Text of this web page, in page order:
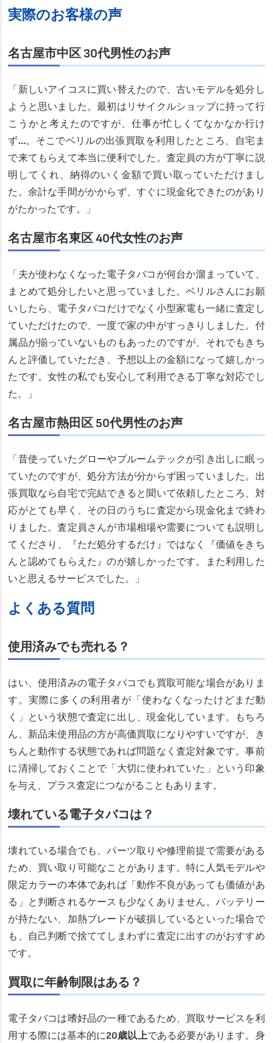
実際のお客様の声
名古屋市中区 30代男性のお声
「新しいアイコスに買い替えたので、古いモデルを処分し
ようと思いました。最初はリサイクルショップに持って行
こうかと考えたのですが、仕事が忙しくてなかなか行け
ず…。そこでベリルの出張買取を利用したところ、自宅ま
で来てもらえて本当に便利でした。査定員の方が丁寧に説
明してくれ、納得のいく金額で買い取っていただけまし
た。余計な手間がかからず、すぐに現金化できたのがあり
がたかったです。」
名古屋市名東区 40代女性のお声
「夫が使わなくなった電子タバコが何台か溜まっていて、
まとめて処分したいと思っていました。ベリルさんにお願
いしたら、電子タバコだけでなく小型家電も一緒に査定し
ていただけたので、一度で家の中がすっきりしました。付
属品が揃っていないものもあったのですが、それでもきち
んと評価していただき、予想以上の金額になって嬉しかっ
たです。女性の私でも安心して利用できる丁寧な対応でし
た。」
名古屋市熱田区 50代男性のお声
「昔使っていたグローやプルームテックが引き出しに眠っ
ていたのですが、処分方法が分からず困っていました。出
張買取なら自宅で完結できると聞いて依頼したところ、対
応がとても早く、その日のうちに査定から現金化まで終わ
りました。査定員さんが市場相場や需要についても説明し
てくださり、『ただ処分するだけ』ではなく『価値をきち
んと認めてもらえた』のが嬉しかったです。また利用した
いと思えるサービスでした。」
よくある質問
使用済みでも売れる？
はい、使用済みの電子タバコでも買取可能な場合がありま
す。実際に多くの利用者が「使わなくなったけどまだ動
く」という状態で査定に出し、現金化しています。もちろ
ん、新品未使用品の方が高価買取になりやすいですが、き
ちんと動作する状態であれば問題なく査定対象です。事前
に清掃しておくことで「大切に使われていた」という印象
を与え、プラス査定につながることもあります。
壊れている電子タバコは？
壊れている場合でも、パーツ取りや修理前提で需要がある
ため、買い取り可能なことがあります。特に人気モデルや
限定カラーの本体であれば「動作不良があっても価値があ
る」と判断されるケースも少なくありません。バッテリー
が持たない、加熱ブレードが破損しているといった場合で
も、自己判断で捨ててしまわずに査定に出すのがおすすめ
です。
買取に年齢制限はある？
電子タバコは嗜好品の一種であるため、買取サービスを利
用する際には基本的に20歳以上である必要があります。身